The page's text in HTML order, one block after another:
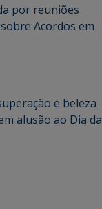
por reuniões
Acordos em
e beleza
alusão ao Dia da